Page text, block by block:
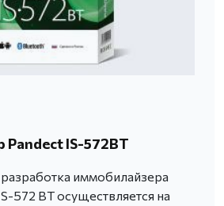
IS-572BT
иммобилайзера
572 BT осуществляется на